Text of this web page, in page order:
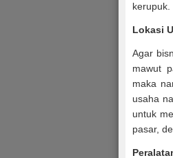
kerupuk.
Lokasi
Agar
mawut
maka
usaha
untuk
pasar,